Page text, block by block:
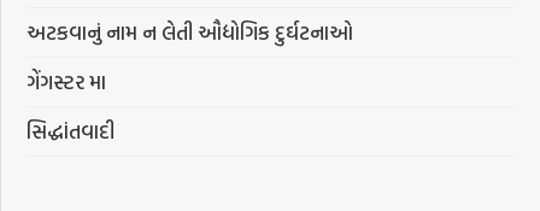
અટકવાનું નામ ન લેતી ઔદ્યોગિક દુર્ઘટનાઓ
ગેંગસ્ટર મા
સિદ્ધાંતવાદી